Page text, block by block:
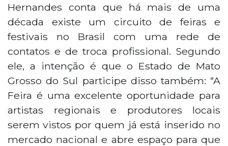
Hernandes conta que há mais de uma
década existe um circuito de feiras e
festivais no Brasil com uma rede de
contatos e de troca profissional. Segundo
ele, a intenção é que o Estado de Mato
Grosso do Sul participe disso também: “A
Feira é uma excelente oportunidade para
artistas regionais e produtores locais
serem vistos por quem já está inserido no
mercado nacional e abre espaço para que